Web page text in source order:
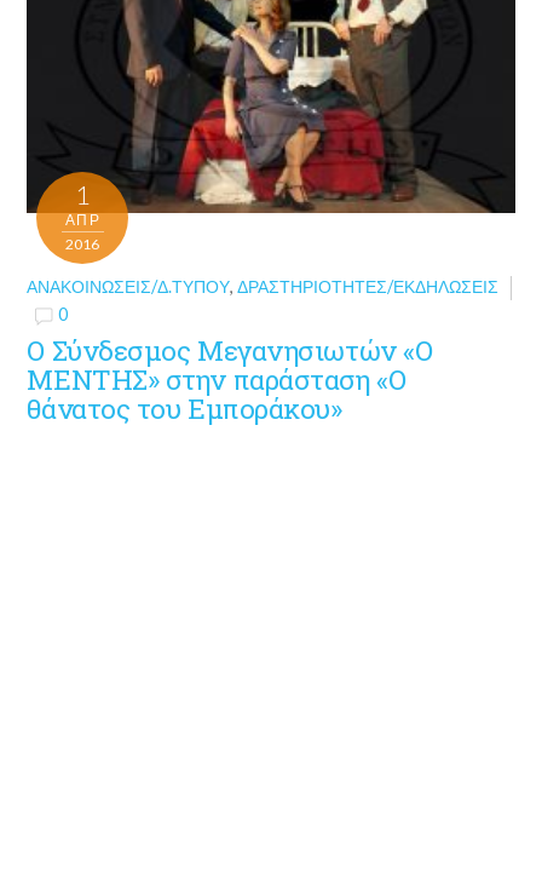
1
ΑΠΡ
2016
ΑΝΑΚΟΙΝΏΣΕΙΣ/Δ.ΤΎΠΟΥ,ΔΡΑΣΤΗΡΙΌΤΗΤΕΣ/ΕΚΔΗΛΏΣΕΙΣ
0
Ο Σύνδεσμος Μεγανησιωτών «Ο
ΜΕΝΤΗΣ» στην παράσταση «Ο
θάνατος του Εμποράκου»